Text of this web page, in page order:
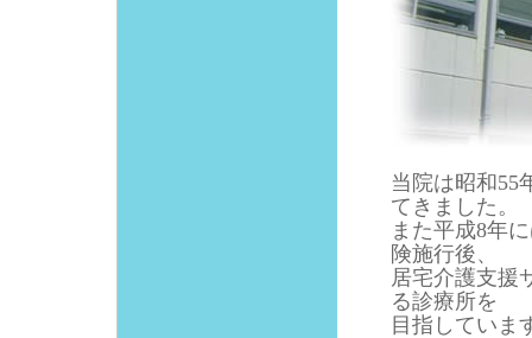
当院は昭和55
てきました。
また平成8年
険施行後、
居宅介護支援
る診療所を
目指していま